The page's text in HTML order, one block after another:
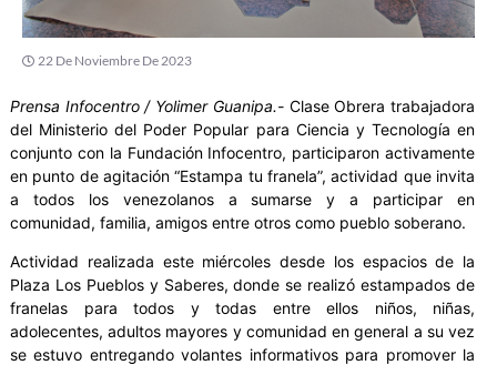
22 De Noviembre De 2023
Prensa Infocentro / Yolimer Guanipa.-Clase Obrera trabajadora
del Ministerio del Poder Popular para Ciencia y Tecnología en
conjunto con la Fundación Infocentro, participaron activamente
en punto de agitación “Estampa tu franela”, actividad que invita
a todos los venezolanos a sumarse y a participar en
comunidad, familia, amigos entre otros como pueblo soberano.
Actividad realizada este miércoles desde los espacios de la
Plaza Los Pueblos y Saberes, donde se realizó estampados de
franelas para todos y todas entre ellos niños, niñas,
adolecentes, adultos mayores y comunidad en general a su vez
se estuvo entregando volantes informativos para promover la